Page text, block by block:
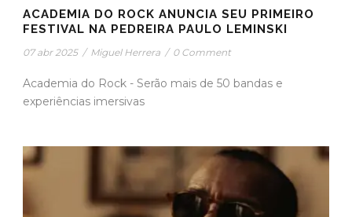
ACADEMIA DO ROCK ANUNCIA SEU PRIMEIRO
FESTIVAL NA PEDREIRA PAULO LEMINSKI
07 abr 2025 / Miguel Herrera / 0 Comment
Academia do Rock - Serão mais de 50 bandas e
experiências imersivas